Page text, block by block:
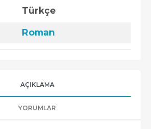
Türkçe
Roman
AÇIKLAMA
YORUMLAR